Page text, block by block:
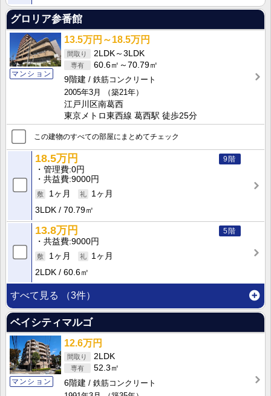
グロリア参番館
マンション
13.5万円～18.5万円
2LDK～3LDK
60.6㎡～70.79㎡
9階建
鉄筋コンクリート
2005年3月
（築21年）
江戸川区南葛西
東京メトロ東西線 葛西駅 徒歩25分
この建物のすべての部屋にまとめてチェック
9階
18.5万円
管理費 0円
共益費 9000円
1ヶ月
1ヶ月
3LDK
70.79㎡
5階
13.8万円
共益費 9000円
1ヶ月
1ヶ月
2LDK
60.6㎡
すべて見る （3件）
ベイシティマルゴ
マンション
12.6万円
2LDK
52.3㎡
6階建
鉄筋コンクリート